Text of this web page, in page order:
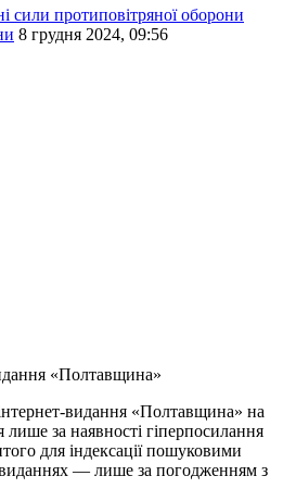
сили протиповітряної оборони
8 грудня 2024, 09:56
«Полтавщина»
видання «Полтавщина» на
лише за наявності гіперпосилання
для індексації пошуковими
— лише за погодженням з